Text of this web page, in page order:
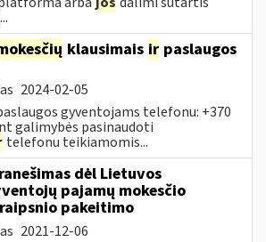
klausimais ir paslaugos
2024-02-05
gyventojams telefonu: +370
galimybės pasinaudoti
telefonu teikiamomis...
dėl Lietuvos
pajamų mokesčio
pakeitimo
2021-12-06